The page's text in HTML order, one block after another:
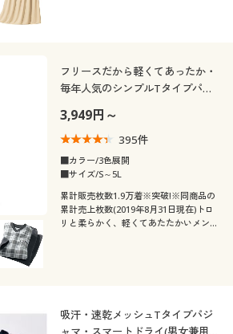
フリースだから軽くてあったか・
毎年人気のシンプルTタイプパジ
3,949円～
395件
■カラー/3色展開
■サイズ/S～5L
累計販売枚数1.9万着※突破!※同商品の
累計売上枚数(2019年8月31日現在)トロ
リと柔らかく、軽くてあたたかいメンズ
吸汗・速乾メッシュTタイプパジ